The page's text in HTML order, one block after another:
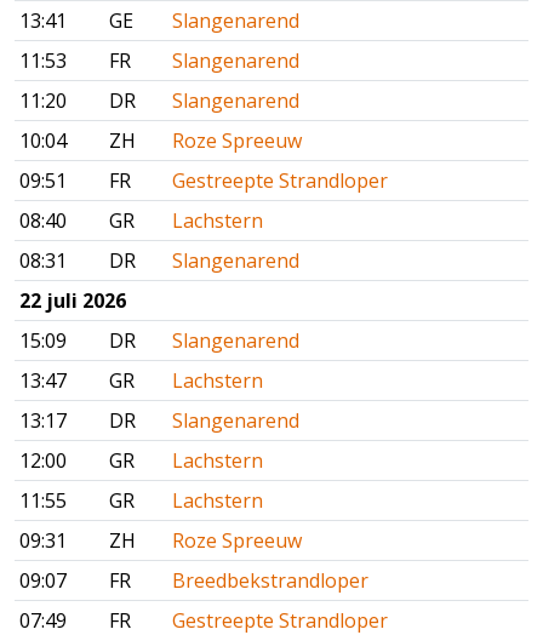
13:41
GE
Slangenarend
11:53
FR
Slangenarend
11:20
DR
Slangenarend
10:04
ZH
Roze Spreeuw
09:51
FR
Gestreepte Strandloper
08:40
GR
Lachstern
08:31
DR
Slangenarend
22 juli 2026
15:09
DR
Slangenarend
13:47
GR
Lachstern
13:17
DR
Slangenarend
12:00
GR
Lachstern
11:55
GR
Lachstern
09:31
ZH
Roze Spreeuw
09:07
FR
Breedbekstrandloper
07:49
FR
Gestreepte Strandloper